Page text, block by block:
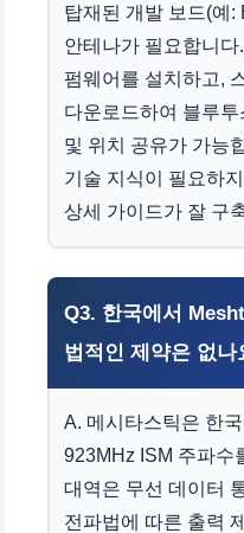
탑재된 개발 보드(예
안테나가 필요합니
펌웨어를 설치하고,
다운로드하여 블루
및 위치 공유가 가능
기술 지식이 필요하
상세 가이드가 잘 구
Q3. 한국에서
법적인 제약은 없나
A. 메시타스틱은 한
923MHz ISM 주파수
대역은 무선 데이터
전파법에 따른 출력